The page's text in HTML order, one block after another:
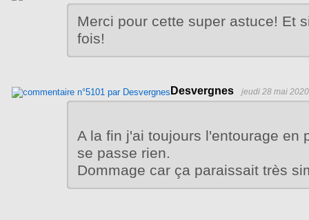
Merci pour cette super astuce! Et
fois!
Desvergnes jeudi 28 mai
A la fin j'ai toujours l'entourage en
se passe rien.
Dommage car ça paraissait très